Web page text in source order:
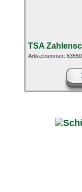
TSA
Artikelnummer: